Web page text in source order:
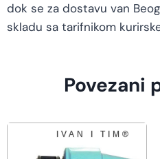
dok se za dostavu van
skladu sa tarifnikom
Povezani